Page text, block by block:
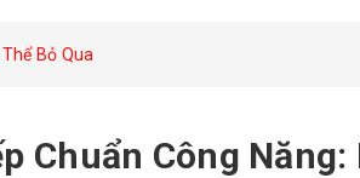
Bỏ Qua
Chuẩn Công